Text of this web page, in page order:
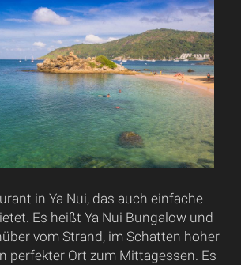
in Ya Nui, das auch einfache
Es heißt Ya Nui Bungalow und
vom Strand, im Schatten hoher
perfekter Ort zum Mittagessen. Es